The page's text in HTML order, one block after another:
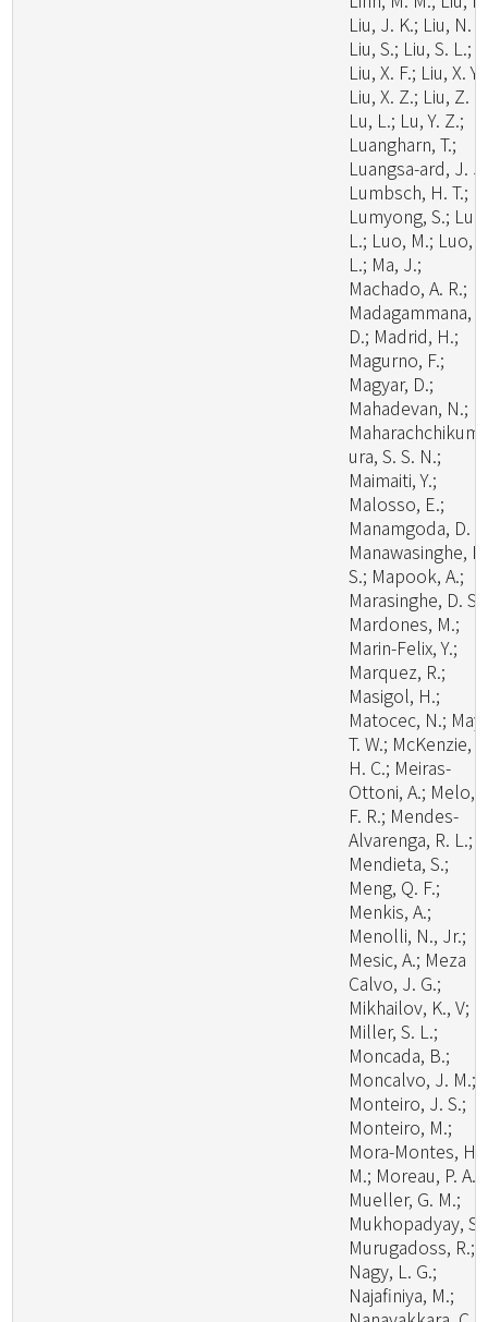
Liu, J. K.; Liu, N.
Liu, S.; Liu, S. L.;
Liu, X. F.; Liu, X. Y.;
Liu, X. Z.; Liu, Z.
Lu, L.; Lu, Y. Z.;
Luangharn, T.;
Luangsa-ard, J.
Lumbsch, H. T.;
Lumyong, S.;
L.; Luo, M.; Luo,
L.; Ma, J.;
Machado, A. R.;
Madagammana,
D.; Madrid, H.;
Magurno, F.;
Magyar, D.;
Mahadevan, N.;
ura, S. S. N.;
Maimaiti, Y.;
Malosso, E.;
Manamgoda, D.
Manawasinghe, I.
S.; Mapook, A.;
Marasinghe, D. S.;
Mardones, M.;
Marin-Felix, Y.;
Marquez, R.;
Masigol, H.;
Matocec, N.; May,
T. W.; McKenzie,
H. C.; Meiras-
Ottoni, A.; Melo,
F. R.; Mendes-
Alvarenga, R. L.;
Mendieta, S.;
Meng, Q. F.;
Menkis, A.;
Menolli, N., Jr.;
Mesic, A.; Meza
Calvo, J. G.;
Mikhailov, K., V;
Miller, S. L.;
Moncada, B.;
Moncalvo, J. M.;
Monteiro, J. S.;
Monteiro, M.;
Mora-Montes, H.
M.; Moreau, P. A.;
Mueller, G. M.;
Mukhopadyay, S.;
Murugadoss, R.;
Nagy, L. G.;
Najafiniya, M.;